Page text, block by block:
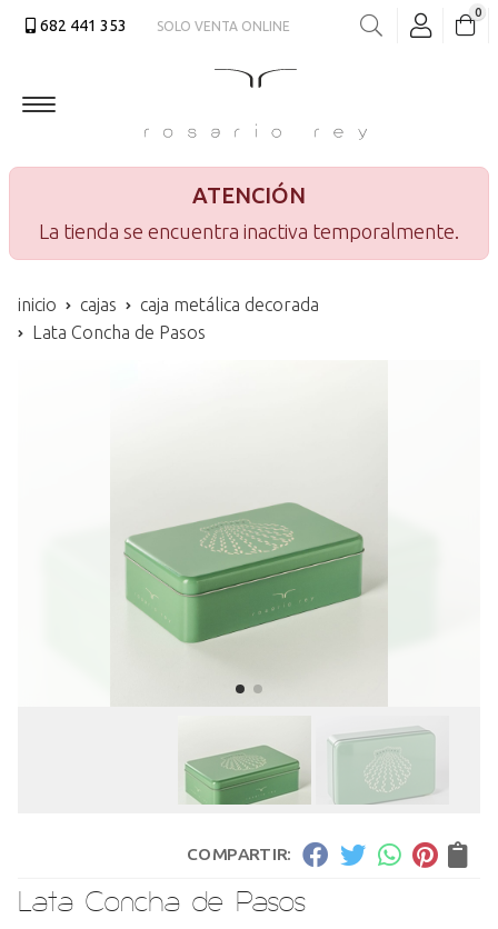
682 441 353
SOLO VENTA ONLINE
Buscar
0
ATENCIÓN
La tienda se encuentra inactiva temporalmente.
inicio cajas
caja metálica decorada
Lata Concha de Pasos
COMPARTIR:
Lata Concha de Pasos